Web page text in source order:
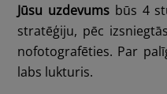
Jūsu uzdevumsbūs 4
stratēģiju, pēc
nofotografēties. Par
labs lukturis.